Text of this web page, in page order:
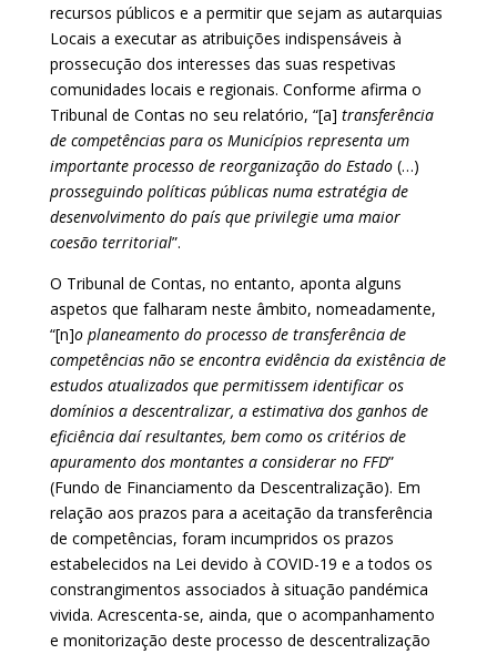
recursos públicos e a permitir que sejam as autarquias
Locais a executar as atribuições indispensáveis à
prossecução dos interesses das suas respetivas
comunidades locais e regionais. Conforme afirma o
Tribunal de Contas no seu relatório, “[a] transferência
de competências para os Municípios representa um
importante processo de reorganização do Estado (…)
prosseguindo políticas públicas numa estratégia de
desenvolvimento do país que privilegie uma maior
coesão territorial”.
O Tribunal de Contas, no entanto, aponta alguns
aspetos que falharam neste âmbito, nomeadamente,
“[n]o planeamento do processo de transferência de
competências não se encontra evidência da existência de
estudos atualizados que permitissem identificar os
domínios a descentralizar, a estimativa dos ganhos de
eficiência daí resultantes, bem como os critérios de
apuramento dos montantes a considerar no FFD”
(Fundo de Financiamento da Descentralização). Em
relação aos prazos para a aceitação da transferência
de competências, foram incumpridos os prazos
estabelecidos na Lei devido à COVID-19 e a todos os
constrangimentos associados à situação pandémica
vivida. Acrescenta-se, ainda, que o acompanhamento
e monitorização deste processo de descentralização